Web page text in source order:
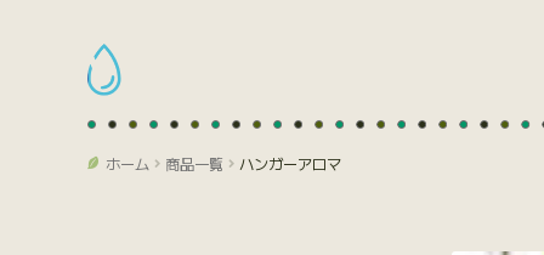
ホーム 商品一覧 ハンガーアロマ